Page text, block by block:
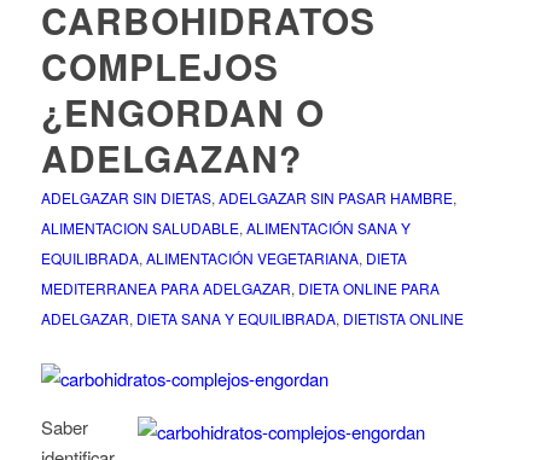
CARBOHIDRATOS
COMPLEJOS
¿ENGORDAN O
ADELGAZAN?
ADELGAZAR SIN DIETAS, ADELGAZAR SIN PASAR HAMBRE,
ALIMENTACION SALUDABLE, ALIMENTACIÓN SANA Y
EQUILIBRADA, ALIMENTACIÓN VEGETARIANA, DIETA
MEDITERRANEA PARA ADELGAZAR, DIETA ONLINE PARA
ADELGAZAR, DIETA SANA Y EQUILIBRADA, DIETISTA ONLINE
Saber